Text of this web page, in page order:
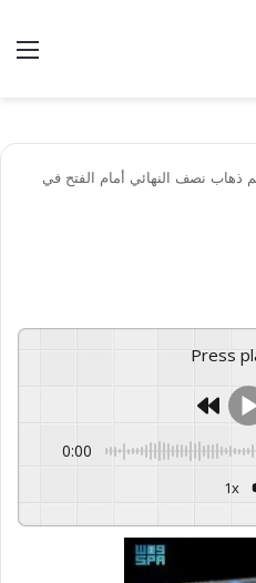
تحت 21 يحسم ذهاب نصف النهائي أمام الفتح في
Press
0:00
1x